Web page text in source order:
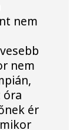
nem
nem
óra
ér